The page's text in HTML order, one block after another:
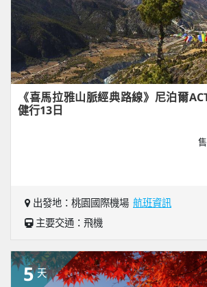
《喜馬拉雅山脈經典路線》尼泊爾
健行13日
出發地：桃園國際機場 航班資訊
主要交通：飛機
5 天